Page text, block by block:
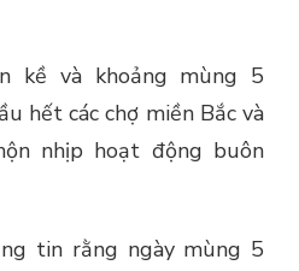
kề và khoảng mùng 5
hết các chợ miền Bắc và
nhịp hoạt động buôn
tin rằng ngày mùng 5